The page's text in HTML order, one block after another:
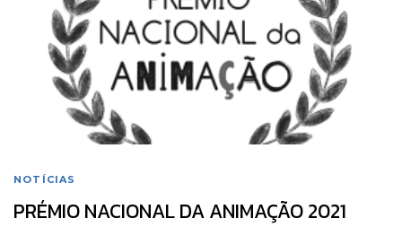
NOTÍCIAS
PRÉMIO NACIONAL DA ANIMAÇÃO 2021